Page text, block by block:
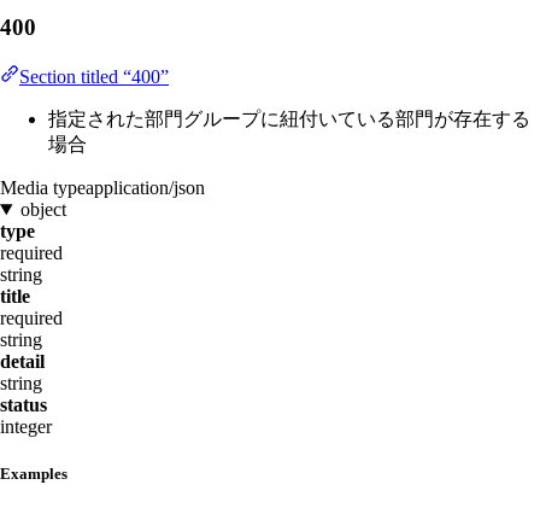
400
Section titled “400”
指定された部門グループに紐付いている部門が存在する
場合
Media typeapplication/json
object
type
required
string
title
required
string
detail
string
status
integer
Examples